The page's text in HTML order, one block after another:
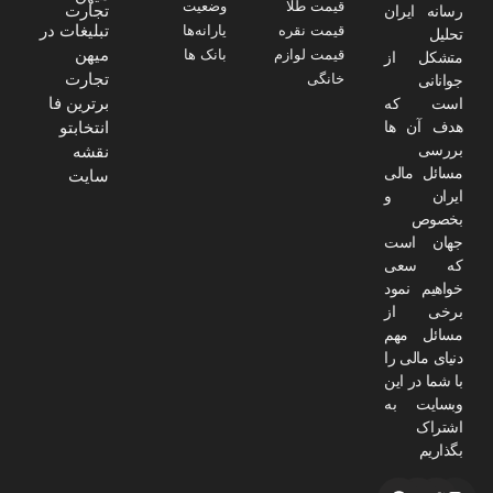
رسانه ایران
تحلیل
متشکل از
جوانانی
است که
هدف آن ها
بررسی
مسائل مالی
ایران و
بخصوص
جهان است
که سعی
خواهیم نمود
برخی از
مسائل مهم
دنیای مالی را
با شما در این
وبسایت به
اشتراک
بگذاریم
قیمت طلا
قیمت نقره
قیمت لوازم
خانگی
وضعیت
یارانه‌ها
بانک ها
تجارت
تبلیغات در
میهن
تجارت
برترین فا
انتخابتو
نقشه
سایت